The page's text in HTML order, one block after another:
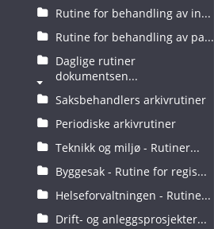
Rutine for behandling av in...
Rutine for behandling av pa...
Daglige rutiner
dokumentsen...
Saksbehandlers arkivrutiner
Periodiske arkivrutiner
Teknikk og miljø - Rutiner...
Byggesak - Rutine for regis...
Helseforvaltningen - Rutine...
Drift- og anleggsprosjekter...